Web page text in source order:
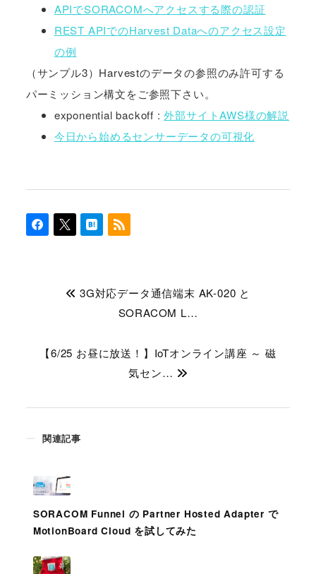
APIでSORACOMへアクセスする際の認証
REST APIでのHarvest Dataへのアクセス設定
の例
（サンプル3）Harvestのデータの参照のみ許可する
パーミッション構文をご参照下さい。
exponential backoff :外部サイトAWS様の解説
今日から始めるセンサーデータの可視化
関連記事
SORACOM Funnel の Partner Hosted Adapter で
MotionBoard Cloud を試してみた
3G対応データ通信端末 AK-020 と
SORACOM L…
【6/25 お昼に放送！】IoTオンライン講座 ～ 磁
気セン…